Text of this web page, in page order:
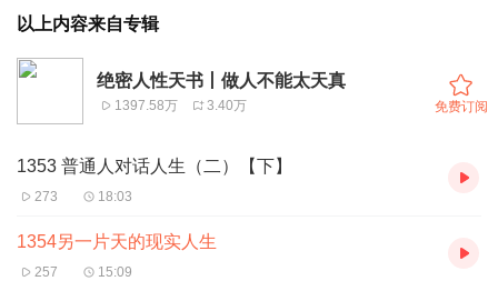
以上内容来自专辑
绝密人性天书丨做人不能太天真
1397.58万 3.40万 免费订阅
1353 普通人对话人生（二）【下】
273 18:03
1354另一片天的现实人生
257 15:09